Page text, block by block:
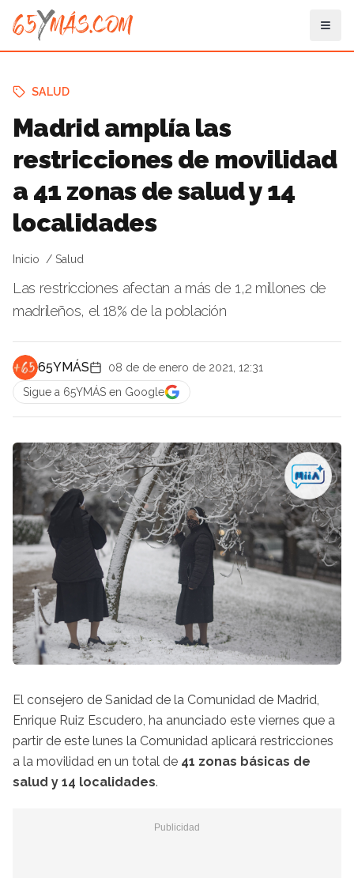
SALUD
Madrid amplía las
restricciones de movilidad
a 41 zonas de salud y 14
localidades
Inicio Salud
Las restricciones afectan a más de 1,2 millones de
madrileños, el 18% de la población
65YMÁS
08 de de enero de 2021, 12:31
Sigue a 65YMÁS en Google
El consejero de Sanidad de la Comunidad de Madrid,
Enrique Ruiz Escudero, ha anunciado este viernes que a
partir de este lunes la Comunidad aplicará restricciones
a la movilidad en un total de 41 zonas básicas de
salud y 14 localidades.